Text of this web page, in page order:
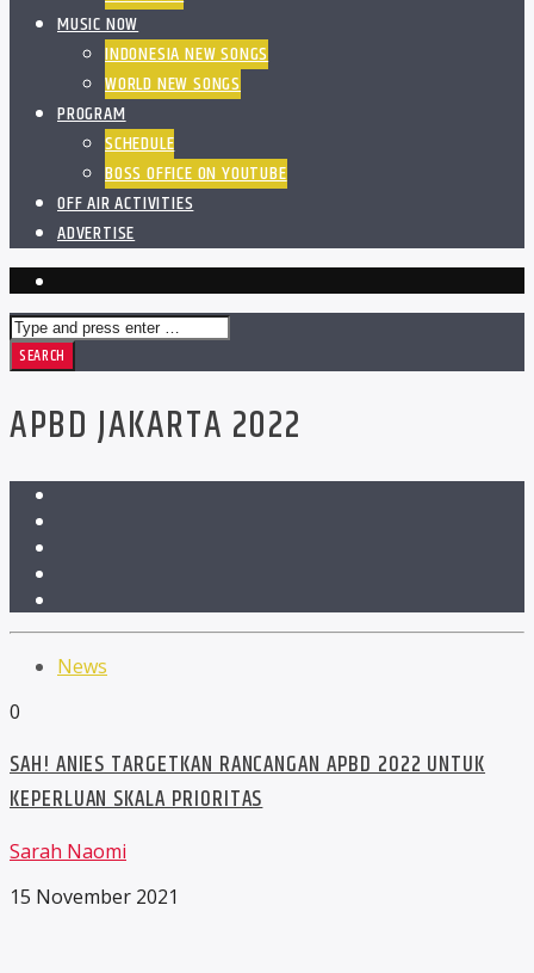
MUSIC NOW
INDONESIA NEW SONGS
WORLD NEW SONGS
PROGRAM
SCHEDULE
BOSS OFFICE ON YOUTUBE
OFF AIR ACTIVITIES
ADVERTISE
APBD JAKARTA 2022
News
0
SAH! ANIES TARGETKAN RANCANGAN APBD 2022 UNTUK
KEPERLUAN SKALA PRIORITAS
Sarah Naomi
15 November 2021